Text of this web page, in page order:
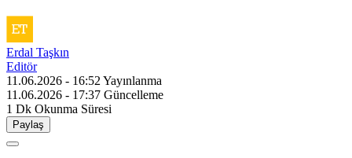
Erdal Taşkın
Editör
11.06.2026 - 16:52 Yayınlanma
11.06.2026 - 17:37 Güncelleme
1 Dk Okunma Süresi
Paylaş